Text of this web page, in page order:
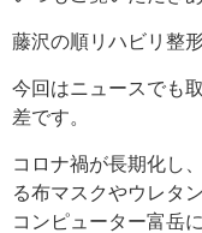
藤沢の順リハビリ整
今回はニュースでも
差です。
コロナ禍が長期化し
る布マスクやウレタ
コンピューター富岳